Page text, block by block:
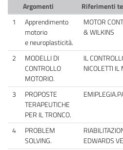
Argomenti
Riferimenti
1
Apprendimento
motorio
e neuroplasticità.
MOTOR
& WILKINS
2
MODELLI DI
CONTROLLO
MOTORIO.
IL
NICOLETTI
3
PROPOSTE
TERAPEUTICHE
PER IL TRONCO.
4
PROBLEM
SOLVING.
EDWARDS